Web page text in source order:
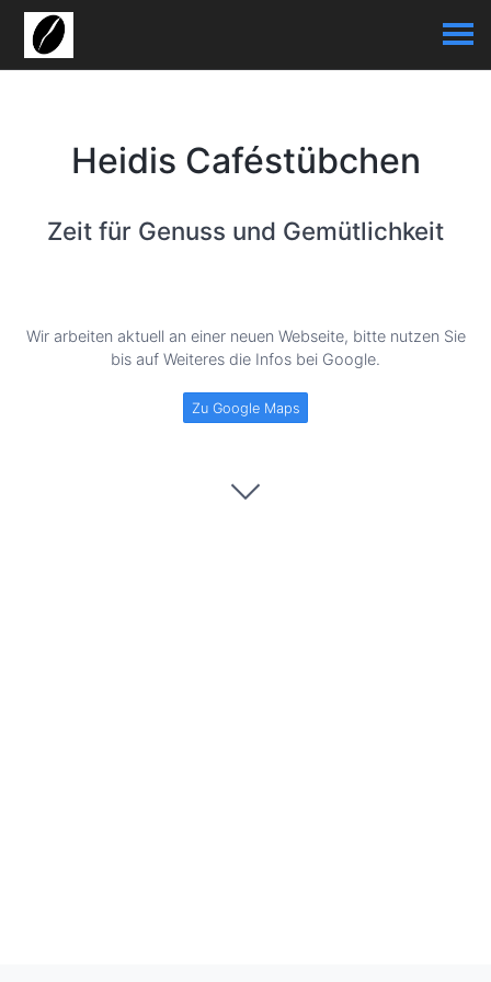
Heidis Caféstübchen
Zeit für Genuss und Gemütlichkeit
Wir arbeiten aktuell an einer neuen Webseite, bitte nutzen Sie
bis auf Weiteres die Infos bei Google.
Zu Google Maps